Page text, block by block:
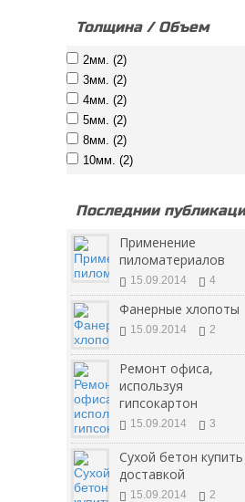
Толщина / Объем
2мм. (2)
3мм. (2)
4мм. (2)
5мм. (2)
8мм. (2)
10мм. (2)
Последнии
Применение
пиломатериалов
15.09.2014 4
Фанерные хлопоты
15.09.2014 2
Ремонт офиса,
используя
гипсокартон
15.09.2014 3
Сухой бетон купить
доставкой
15.09.2014 2